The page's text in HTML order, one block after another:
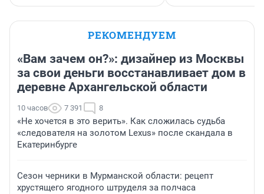
РЕКОМЕНДУЕМ
«Вам зачем он?»: дизайнер из Москвы
за свои деньги восстанавливает дом в
деревне Архангельской области
10 часов 7 391 8
«Не хочется в это верить». Как сложилась судьба
«следователя на золотом Lexus» после скандала в
Екатеринбурге
Сезон черники в Мурманской области: рецепт
хрустящего ягодного штруделя за полчаса